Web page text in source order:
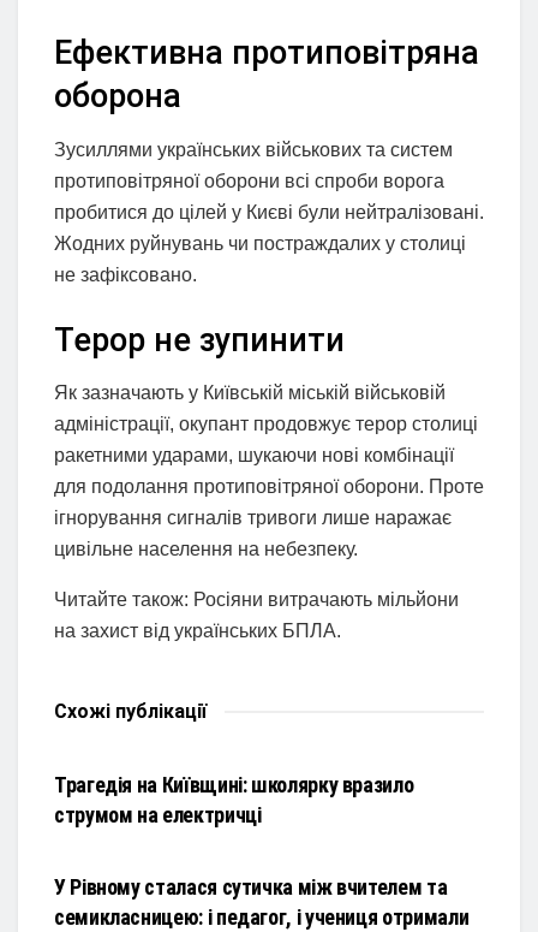
Ефективна протиповітряна
оборона
Зусиллями українських військових та систем
протиповітряної оборони всі спроби ворога
пробитися до цілей у Києві були нейтралізовані.
Жодних руйнувань чи постраждалих у столиці
не зафіксовано.
Терор не зупинити
Як зазначають у Київській міській військовій
адміністрації, окупант продовжує терор столиці
ракетними ударами, шукаючи нові комбінації
для подолання протиповітряної оборони. Проте
ігнорування сигналів тривоги лише наражає
цивільне населення на небезпеку.
Читайте також: Росіяни витрачають мільйони
на захист від українських БПЛА.
Схожі публікації
Трагедія на Київщині: школярку вразило
струмом на електричці
У Рівному сталася сутичка між вчителем та
семикласницею: і педагог, і учениця отримали